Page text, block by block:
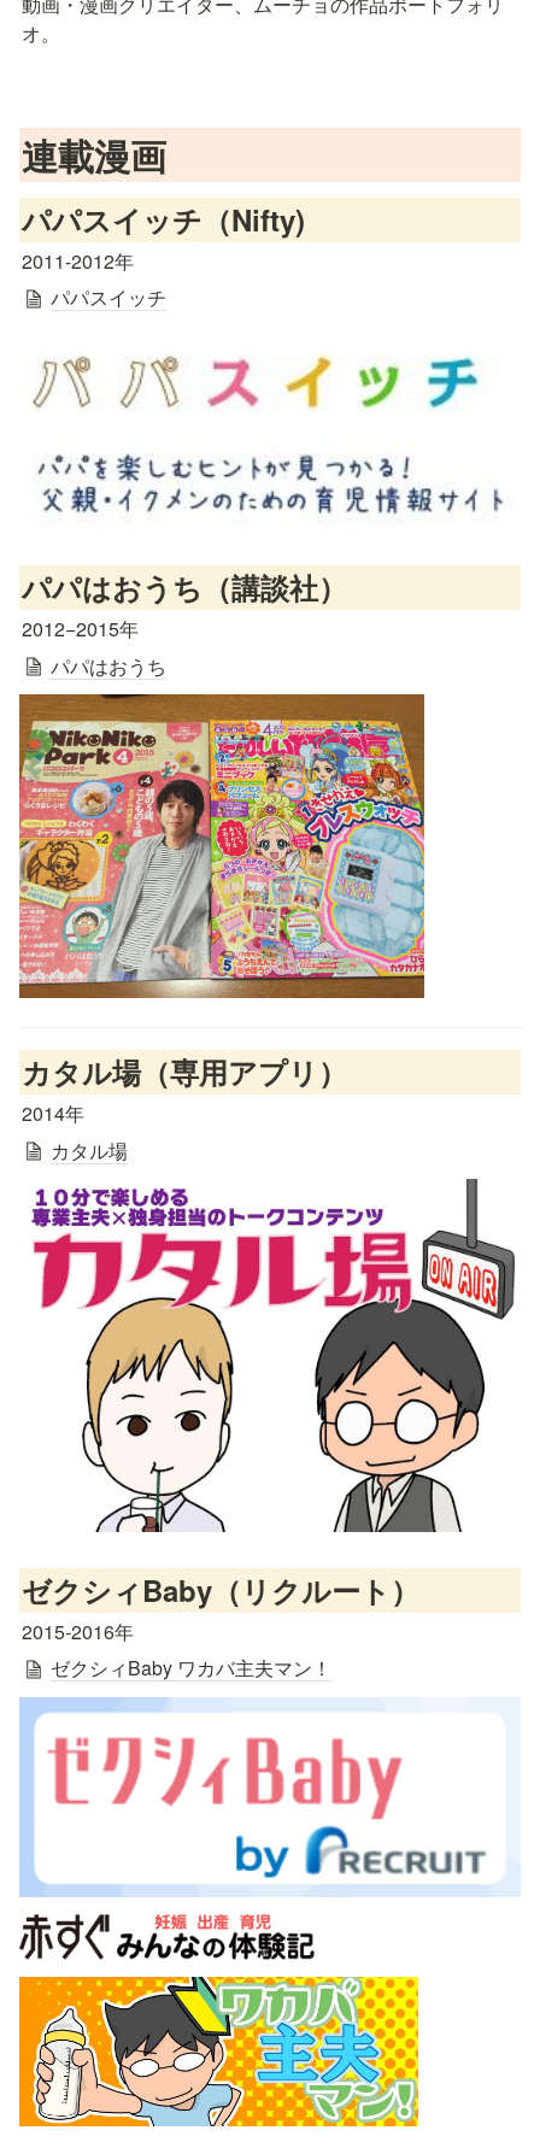
オ。
連載漫画
パパスイッチ（Nifty)
2011-2012年
パパスイッチ
パパはおうち（講談社）
2012−2015年
パパはおうち
カタル場（専用アプリ）
2014年
カタル場
ゼクシィBaby（リクルート）
2015-2016年
ゼクシィBaby ワカバ主夫マン！